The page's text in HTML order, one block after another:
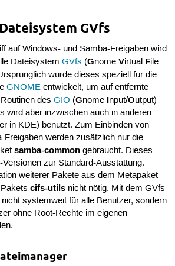
GVfs
auf Windows- und Samba-Freigaben wird
Dateisystem GVfs (Gnome Virtual File
wurde dieses speziell für die
GNOMEentwickelt, um auf entfernte
des GIO (Gnome Input/Output)
wird aber inzwischen auch in anderen
in KDE) benutzt. Zum Einbinden von
Freigaben werden zusätzlich nur die
samba-commongebraucht. Dieses
zur Standard-Ausstattung.
weiterer Pakete aus dem Metapaket
cifs-utilsnicht nötig. Mit dem GVfs
systemweit für alle Benutzer, sondern
ohne Root-Rechte im eigenen